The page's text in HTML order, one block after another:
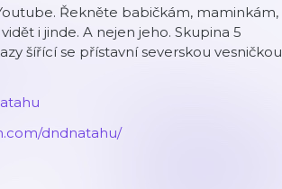
Řekněte babičkám, maminkám,
i jinde. A nejen jeho. Skupina 5
šířící se přístavní severskou vesničkou
dndnatahu/